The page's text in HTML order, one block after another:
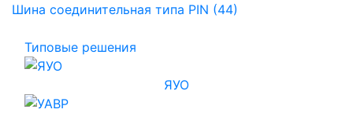
Шина соединительная типа PIN (44)
Типовые решения
ЯУО